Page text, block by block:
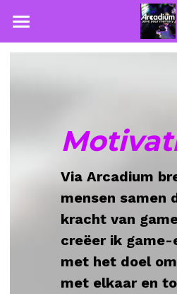
Home
Partners
Missie
Via Arcadium
mensen samen
kracht van
creëer ik game-
met het doel
met elkaar en